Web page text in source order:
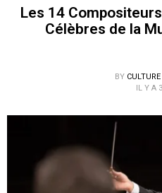
Les 14
Célèbres de la
BY
IL Y A